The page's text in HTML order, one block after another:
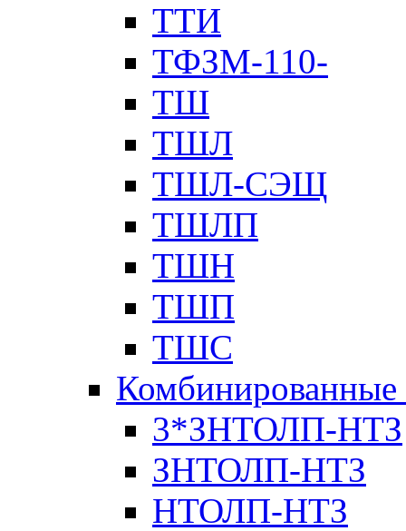
ТТИ
ТФЗМ-110-
ТШ
ТШЛ
ТШЛ-СЭЩ
ТШЛП
ТШН
ТШП
ТШС
Комбинированные
3*ЗНТОЛП-НТЗ
ЗНТОЛП-НТЗ
НТОЛП-НТЗ